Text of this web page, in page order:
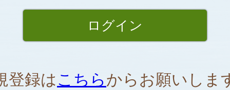
登録はこちらからお願いしま